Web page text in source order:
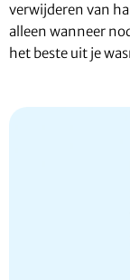
verwijderen van
alleen wanneer
het beste uit je